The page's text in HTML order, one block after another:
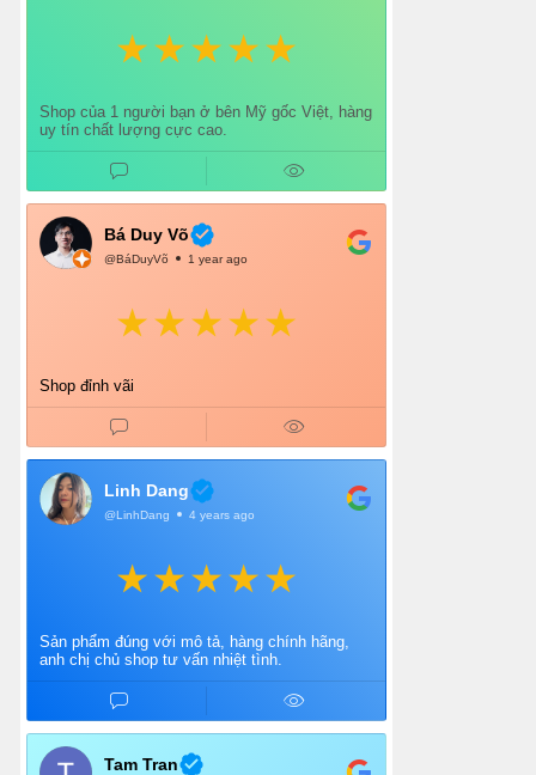
Shop của 1 người bạn ở bên Mỹ gốc Việt, hàng
uy tín chất lượng cực cao.
Bá Duy Võ
@BáDuyVõ 1 year ago
Shop đỉnh vãi
Linh Dang
@LinhDang 4 years ago
Sản phẩm đúng với mô tả, hàng chính hãng,
anh chị chủ shop tư vấn nhiệt tình.
Tam Tran